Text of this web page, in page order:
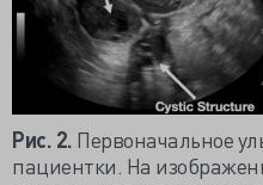
Рис. 2. Первоначальное
пациентки. На